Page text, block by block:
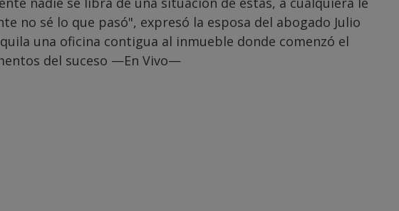
no sé lo que pasó", expresó la esposa del abogado Julio
una oficina contigua al inmueble donde comenzó el
del suceso —En Vivo—